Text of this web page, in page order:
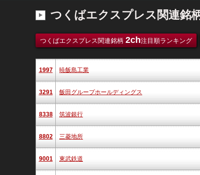
つくばエクスプレス関連銘
つくばエクスプレス関連銘柄 2ch注目順ランキング
1997 暁飯島工業
3291 飯田グループホールディングス
8338 筑波銀行
8802 三菱地所
9001 東武鉄道